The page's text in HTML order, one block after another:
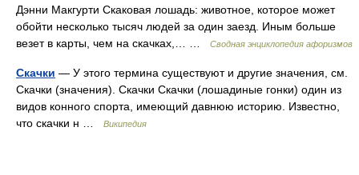
Дэнни Макгурти Скаковая лошадь: животное, которое может
обойти несколько тысяч людей за один заезд. Иным больше
везет в карты, чем на скачках,… …
Сводная энциклопедия афоризмов
Скачки — У этого термина существуют и другие значения, см.
Скачки (значения). Скачки Скачки (лошадиные гонки) один из
видов конного спорта, имеющий давнюю историю. Известно,
что скачки н …
Википедия